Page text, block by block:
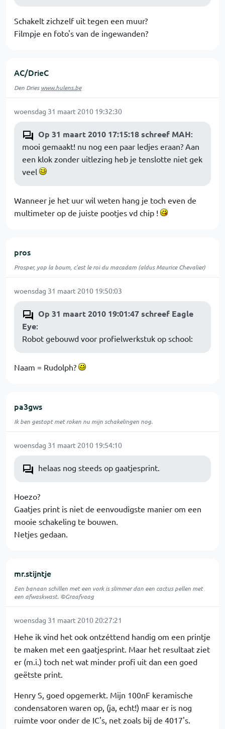
Schakelt zichzelf uit tegen een muur?
Filmpje en foto's van de ingewanden?
AC/DrieC
Den Drieswww.hulens.be
woensdag 31 maart 2010 19:32:30
Op 31 maart 2010 17:15:18 schreef MAH:
mooi gemaakt! nu nog een paar ledjes eraan? Aan
een klok zonder uitlezing heb je tenslotte niet gek
veel
Wanneer je het uur wil weten hang je toch even de
multimeter op de juiste pootjes vd chip !
pros
Prosper, yop la boum, c'est le roi du macadam (aldus Maurice Chevalier)
woensdag 31 maart 2010 19:50:03
Op 31 maart 2010 19:01:47 schreef Eagle
Eye:
Robot gebouwd voor profielwerkstuk op school:
Naam = Rudolph?
pa3gws
Ik ben gestopt met roken nu mijn schakelingen nog.
woensdag 31 maart 2010 19:54:10
helaas nog steeds op gaatjesprint.
Hoezo?
Gaatjes print is niet de eenvoudigste manier om een
mooie schakeling te bouwen.
Netjes gedaan.
mr.stijntje
Een banaan schillen met een vork is slimmer dan een cactus pellen met
een afwaskwast. ©Graafvaag
woensdag 31 maart 2010 20:27:21
Hehe ik vind het ook ontzéttend handig om een printje
te maken met een gaatjesprint. Maar het resultaat ziet
er (m.i.) toch net wat minder profi uit dan een goed
geëtste print.
Henry S, goed opgemerkt. Mijn 100nF keramische
condensatoren waren op, (ja, echt!) maar er is nog
ruimte voor onder de IC's, net zoals bij de 4017's.